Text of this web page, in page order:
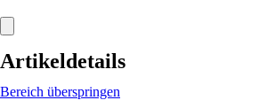
Artikeldetails
Bereich überspringen